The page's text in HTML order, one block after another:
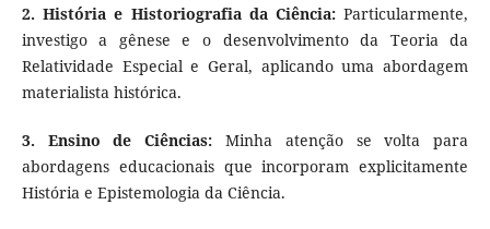
2. História e Historiografia da Ciência:Particularmente,
investigo a gênese e o desenvolvimento da Teoria da
Relatividade Especial e Geral, aplicando uma abordagem
materialista histórica.
3. Ensino de Ciências: Minha atenção se volta para
abordagens educacionais que incorporam explicitamente
História e Epistemologia da Ciência.